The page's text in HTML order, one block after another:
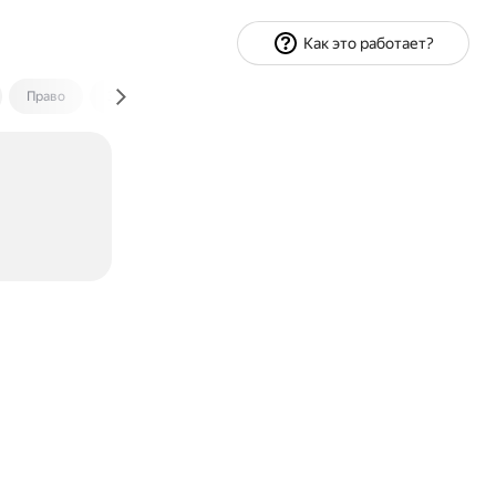
Право Экономика и финансы
Как это работает?